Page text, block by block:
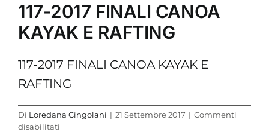
117-2017 FINALI CANOA
KAYAK E RAFTING
117-2017 FINALI CANOA KAYAK E
RAFTING
Di Loredana Cingolani | 21 Settembre 2017 | Commenti
disabilitati